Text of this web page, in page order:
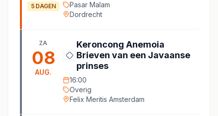
5DAGEN
Pasar Malam
Dordrecht
ZA
08
AUG.
Keroncong Anemoia
Brieven van een Javaanse
prinses
16:00
Overig
Felix Meritis Amsterdam